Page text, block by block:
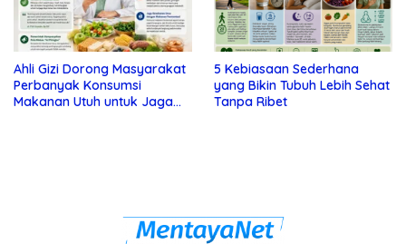
Ahli Gizi Dorong Masyarakat
Perbanyak Konsumsi
Makanan Utuh untuk Jaga
5 Kebiasaan Sederhana
yang Bikin Tubuh Lebih Sehat
Tanpa Ribet